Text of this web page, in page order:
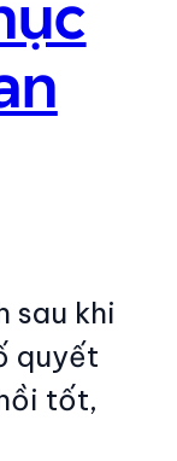
sau khi
quyết
tốt,